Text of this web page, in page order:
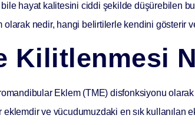
hayat kalitesini ciddi şekilde düşürebilen
olarak nedir, hangi belirtilerle kendini gösterir
Kilitlenmesi
Eklem (TME) disfonksiyonu olarak
eklemdir ve vücudumuzdaki en sık